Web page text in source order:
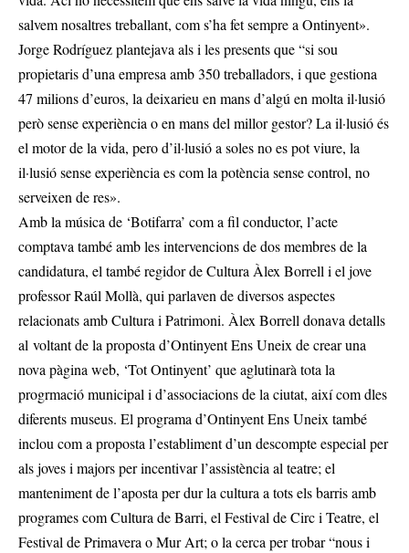
salvem nosaltres treballant, com s’ha fet sempre a Ontinyent».
Jorge Rodríguez plantejava als i les presents que “si sou
propietaris d’una empresa amb 350 treballadors, i que gestiona
47 milions d’euros, la deixarieu en mans d’algú en molta il·lusió
però sense experiència o en mans del millor gestor? La il·lusió és
el motor de la vida, pero d’il·lusió a soles no es pot viure, la
il·lusió sense experiència es com la potència sense control, no
serveixen de res».
Amb la música de ‘Botifarra’ com a fil conductor, l’acte
comptava també amb les intervencions de dos membres de la
candidatura, el també regidor de Cultura Àlex Borrell i el jove
professor Raúl Mollà, qui parlaven de diversos aspectes
relacionats amb Cultura i Patrimoni. Àlex Borrell donava detalls
al voltant de la proposta d’Ontinyent Ens Uneix de crear una
nova pàgina web, ‘Tot Ontinyent’ que aglutinarà tota la
progrmació municipal i d’associacions de la ciutat, així com dles
diferents museus. El programa d’Ontinyent Ens Uneix també
inclou com a proposta l’establiment d’un descompte especial per
als joves i majors per incentivar l’assistència al teatre; el
manteniment de l’aposta per dur la cultura a tots els barris amb
programes com Cultura de Barri, el Festival de Circ i Teatre, el
Festival de Primavera o Mur Art; o la cerca per trobar “nous i